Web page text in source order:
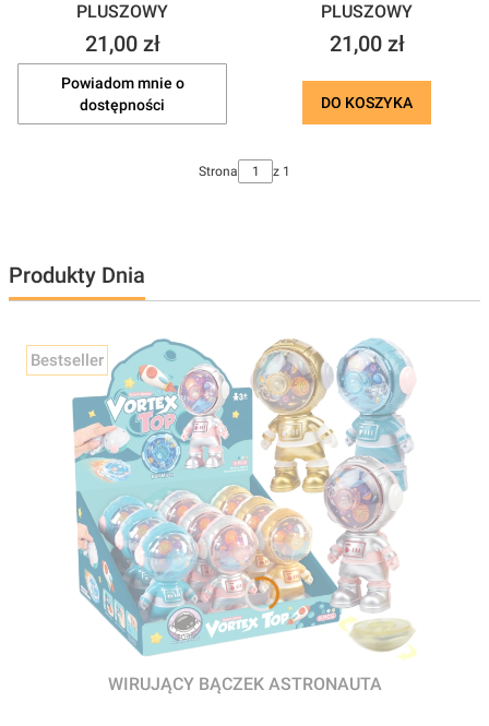
PLUSZOWY
Cena
21,00 zł
Powiadom mnie o
dostępności
PLUSZOWY
Cena
21,00 zł
DO KOSZYKA
Strona z 1
Produkty Dnia
Bestseller
WIRUJĄCY BĄCZEK ASTRONAUTA